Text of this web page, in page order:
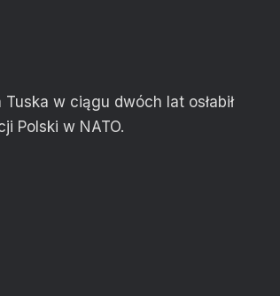
w ciągu dwóch lat osłabił
Polski w NATO.